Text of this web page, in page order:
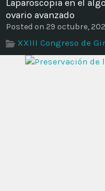
Laparoscopia en el
ovario avanzado
Posted on 29 octubre,
XXIII Congreso de